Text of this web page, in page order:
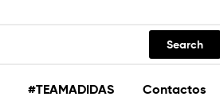
Search
#TEAMADIDAS Contactos